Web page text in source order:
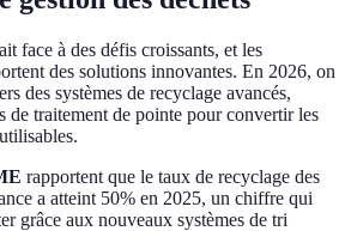
face à des défis croissants, et les
des solutions innovantes. En 2026, on
des systèmes de recyclage avancés,
de traitement de pointe pour convertir les
rapportent que le taux de recyclage des
a atteint 50% en 2025, un chiffre qui
grâce aux nouveaux systèmes de tri